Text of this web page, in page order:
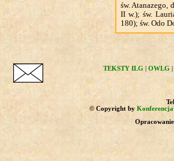
św. Atanazego,
II w.); św.
180); św. Odo
TEKSTY ILG| OWLG|
© Copyright by Konferencja